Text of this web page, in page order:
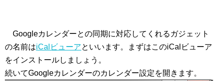
Googleカレンダーとの同期に対応してくれるガジェット
の名前はiCalビューアといいます。まずはこのiCalビューア
をインストールしましょう。
続いてGoogleカレンダーのカレンダー設定を開きます。